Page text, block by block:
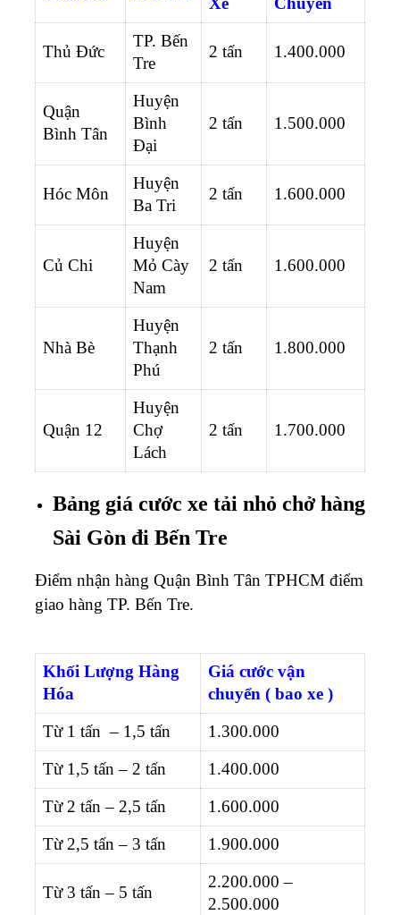
Thủ Đức
TP. Bến
Tre
2 tấn 1.400.000
Quận
Bình Tân
Huyện
Bình
Đại
2 tấn 1.500.000
Hóc Môn
Huyện
Ba Tri
2 tấn 1.600.000
Củ Chi
Huyện
Mỏ Cày
Nam
2 tấn 1.600.000
Nhà Bè
Huyện
Thạnh
Phú
2 tấn 1.800.000
Quận 12
Huyện
Chợ
Lách
2 tấn 1.700.000
Bảng giá cước xe tải nhỏ chở hàng
Sài Gòn đi Bến Tre
Điểm nhận hàng Quận Bình Tân TPHCM điểm
giao hàng TP. Bến Tre.
Khối Lượng Hàng
Hóa
Giá cước vận
chuyển ( bao xe )
Từ 1 tấn – 1,5 tấn
1.300.000
Từ 1,5 tấn – 2 tấn
1.400.000
Từ 2 tấn – 2,5 tấn
1.600.000
Từ 2,5 tấn – 3 tấn
1.900.000
Từ 3 tấn – 5 tấn
2.200.000 –
2.500.000